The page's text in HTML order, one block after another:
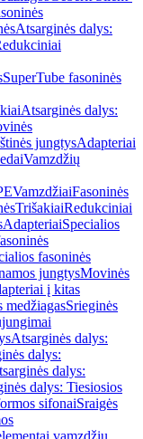
Atsarginės dalys:
SuperTube fasoninės
Atsarginės dalys:
jungtysAdapteriai
Vamzdžių
VamzdžiaiFasoninės
TrišakiaiRedukciniai
AdapteriaiSpecialios
fasoninės
jungtysMovinės
į kitas
medžiagasSrieginės
Atsarginės dalys:
dalys:
dalys:
dalys: Tiesiosios
sifonaiSraigės
vamzdžių